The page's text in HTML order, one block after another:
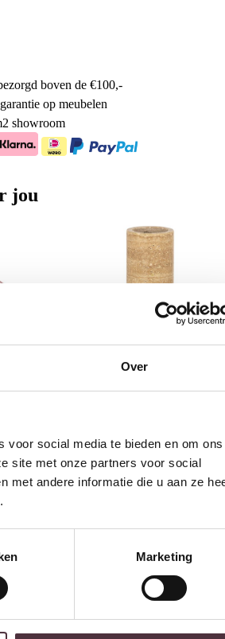
Over
voor social media te bieden en om ons
site met onze partners voor social
met andere informatie die u aan ze
Marketing
boven de €100,-
garantieop meubelen
showroom
jou
en ontvang €20,- shoptegoed
items).